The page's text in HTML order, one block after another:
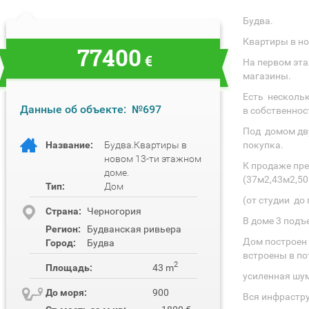
77400 €
Данные об объекте: №697
Название:
Будва.Квартиры в
новом 13-ти этажном
доме.
Тип:
Дом
Cтрана:
Черногория
Регион:
Будванская ривьера
Город:
Будва
Площадь: 43 m2
До моря:
900
Будва.
Квартиры в
На первом
магазины.
Есть
в
Под домом
покупка.
К продаже
(от студии до
В доме 3
Дом построен
встроены в
усиленная
Вся